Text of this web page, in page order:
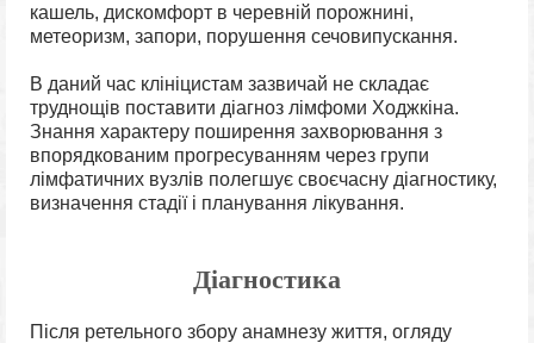
кашель, дискомфорт в черевній порожнині,
метеоризм, запори, порушення сечовипускання.
В даний час клініцистам зазвичай не складає
труднощів поставити діагноз лімфоми Ходжкіна.
Знання характеру поширення захворювання з
впорядкованим прогресуванням через групи
лімфатичних вузлів полегшує своєчасну діагностику,
визначення стадії і планування лікування.
Діагностика
Після ретельного збору анамнезу життя, огляду